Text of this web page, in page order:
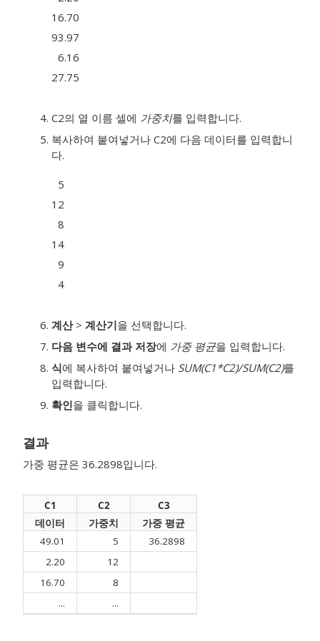
16.70
93.97
6.16
27.75
C2의 열 이름 셀에 가중치를 입력합니다.
복사하여 붙여넣거나 C2에 다음 데이터를 입력합니
다.
5
12
8
14
9
4
계산> 계산기을 선택합니다.
다음 변수에 결과 저장에 가중 평균을 입력합니다.
식에 복사하여 붙여넣거나 SUM(C1*C2)/SUM(C2)를
입력합니다.
확인을 클릭합니다.
결과
가중 평균은 36.2898입니다.
C1 C2
C3
데이터
가중치
가중 평균
49.01
5
36.2898
2.20
12
16.70
8
...
...